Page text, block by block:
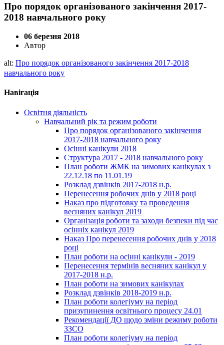
Про порядок організованого закінчення 2017-
2018 навчального року
06 березня 2018
Автор
alt: Про порядок організованого закінчення 2017-2018
навчального року
Навігація
Освітня діяльність
Навчальний рік та режим роботи
Про порядок організованого закінчення
2017-2018 навчального року
Осінні канікули 2018
Структура 2017 - 2018 навчального року
План роботи ЖМК на зимових канікулах з
22.12.18 по 11.01.19
Розклад дзвінків 2017-2018 н.р.
Перенесення робочих днів у 2018 році
Наказ про підготовку та проведення
весняних канікул 2019
Організація роботи та заходи безпеки під час
осінніх канікул 2019
Наказ Про перенесення робочих днів у 2018
році
План роботи на осінні канікули - 2019
Перенесення термінів весняних канікул у
2017-2018 н.р.
План роботи на зимових канікулах
Розклад дзвінків 2018-2019 н.р.
План роботи колегіуму на період
призупинення освітнього процесу 24.01
Рекомендації ДО щодо зміни режиму роботи
ЗЗСО
План роботи колегіуму на період